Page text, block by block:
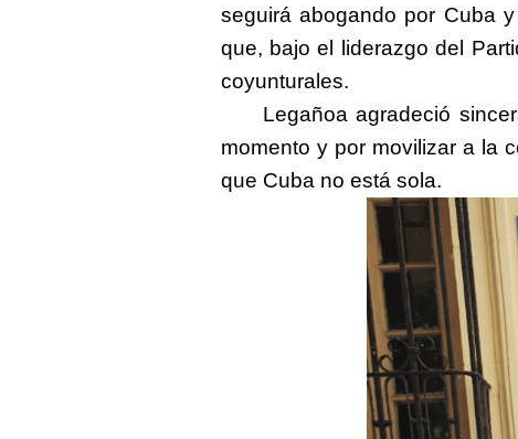
seguirá abogando por Cuba
que, bajo el liderazgo del
coyunturales.
Legañoa agradeció
momento y por movilizar a la
que Cuba no está sola.